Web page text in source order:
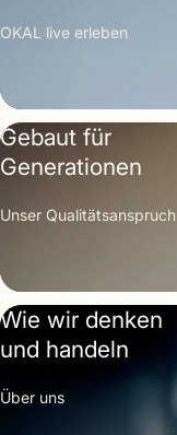
OKAL live erleben
Gebaut für
Generationen
Unser Qualitäts­anspruch
Wie wir denken
und handeln
Über uns